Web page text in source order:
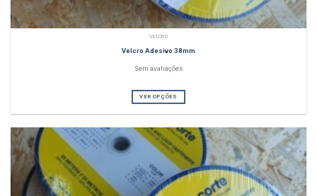
VELCRO
Velcro Adesivo 38mm
Sem avaliações
VER OPÇÕES